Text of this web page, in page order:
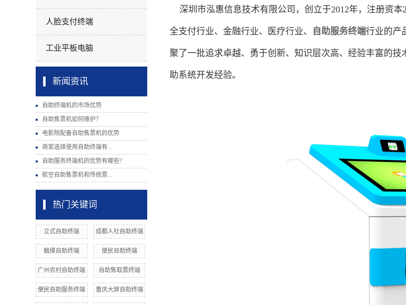
人脸支付终端
工业平板电脑
新闻资讯
自助终端机的市场优势
自助售票机如何维护？
电影院配备自助售票机的优势
商家选择使用自助终端有...
自助服务终端机的优势有哪些?
航空自助售票机和传统票...
热门关键词
立式自助终端 成都人社自助终端
触摸自助终端 便民自助终端
广州农村自助终端 自助售取票终端
便民自助服务终端 重庆大屏自助终端
深圳市泓惠信息技术有限公司，创立于2012年，注册资
全支付行业、金融行业、医疗行业、 自助服务终端行业的产
聚了一批追求卓越、勇于创新、知识层次高、经验丰富的
助系统开发经验。